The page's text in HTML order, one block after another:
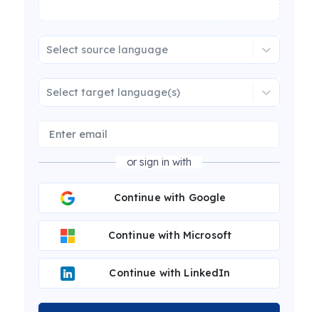
Select source language
Select target language(s)
or sign in with
Continue with Google
Continue with Microsoft
Continue with LinkedIn